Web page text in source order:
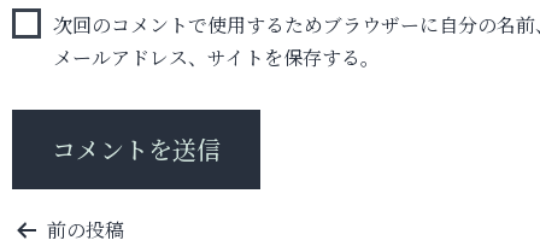
次回のコメントで使用するためブラウザーに自分の名前
メールアドレス、サイトを保存する。
投 前の投稿